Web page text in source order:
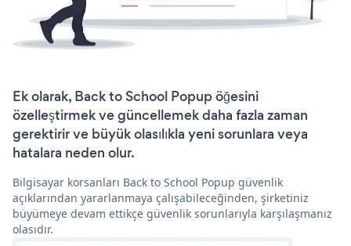
Ek olarak, Back to School Popup öğesini
özelleştirmek ve güncellemek daha fazla zaman
gerektirir ve büyük olasılıkla yeni sorunlara veya
hatalara neden olur.
Bilgisayar korsanları Back to School Popup güvenlik
açıklarından yararlanmaya çalışabileceğinden, şirketiniz
büyümeye devam ettikçe güvenlik sorunlarıyla karşılaşmanız
olasıdır.